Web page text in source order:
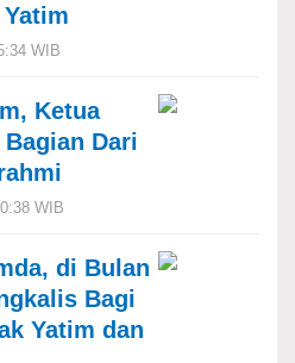
WIB
Ketua
Dari
WIB
di Bulan
Bagi
Yatim dan